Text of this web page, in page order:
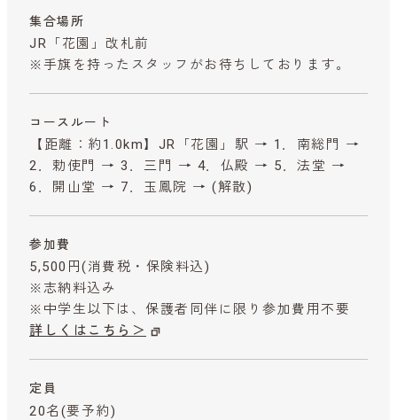
集合場所
JR「花園」改札前
※手旗を持ったスタッフがお待ちしております。
コースルート
【距離：約1.0km】JR「花園」駅 → 1．南総門 →
2．勅使門 → 3．三門 → 4．仏殿 → 5．法堂 →
6．開山堂 → 7．玉鳳院 → (解散)
参加費
5,500円 (消費税・保険料込)
※志納料込み
※中学生以下は、保護者同伴に限り参加費用不要
詳しくはこちら＞
定員
20名(要予約)